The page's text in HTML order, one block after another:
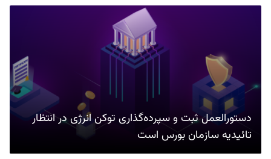
دستورالعمل ثبت و سپرده‌گذاری توکن انرژی در انتظار
تائیدیه سازمان بورس است